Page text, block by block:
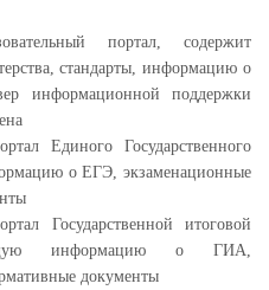
портал, содержит
стандарты, информацию о
информационной поддержки
Единого Государственного
о ЕГЭ, экзаменационные
Государственной итоговой
информацию о ГИА,
документы